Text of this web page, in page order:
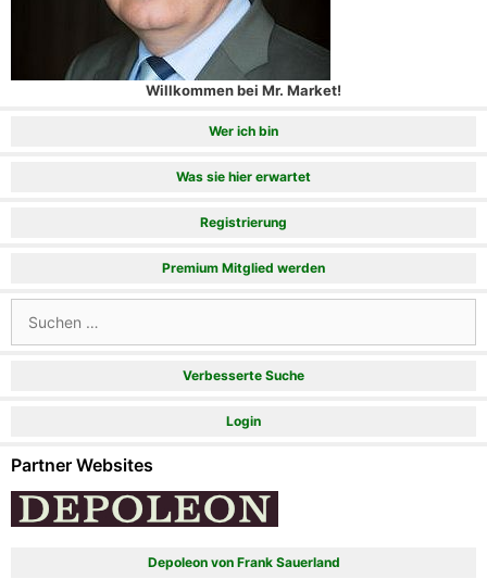
Willkommen bei Mr. Market!
Wer ich bin
Was sie hier erwartet
Registrierung
Premium Mitglied werden
nach:
Verbesserte Suche
Login
Partner Websites
Depoleon von Frank Sauerland